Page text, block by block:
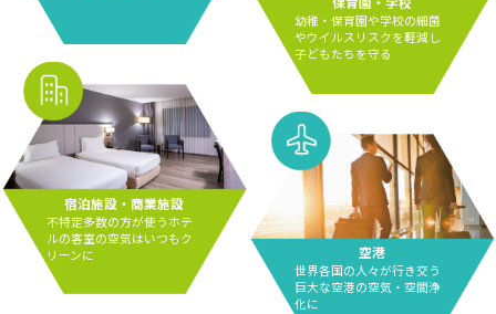
幼稚・保育園や学校の細菌
やウイルスリスクを軽減し
子どもたちを守る
宿泊施設・商業施設
不特定多数の方が使うホテ
ルの客室の空気はいつもク
リーンに
空港
世界各国の人々が行き交う
巨大な空港の空気・空間浄
化に